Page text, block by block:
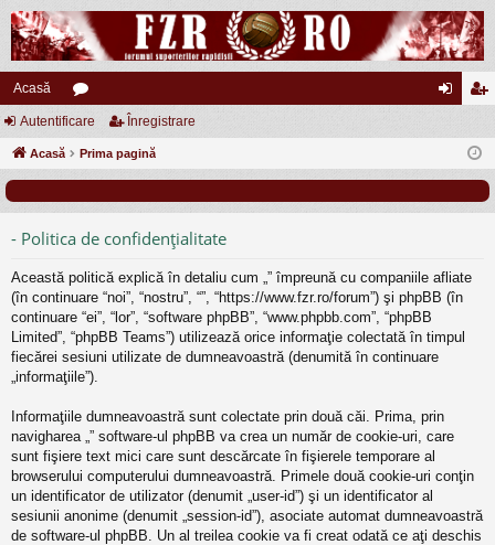
Acasă
or
u eg
Autentificare Înregistrare
Acasă Prima pagină
- Politica de confidenţialitate
Această politică explică în detaliu cum „” împreună cu companiile afliate
(în continuare “noi”, “nostru”, “”, “https://www.fzr.ro/forum”) şi phpBB (în
continuare “ei”, “lor”, “software phpBB”, “www.phpbb.com”, “phpBB
Limited”, “phpBB Teams”) utilizează orice informaţie colectată în timpul
fiecărei sesiuni utilizate de dumneavoastră (denumită în continuare
„informaţiile”).
Informaţiile dumneavoastră sunt colectate prin două căi. Prima, prin
navigharea „” software-ul phpBB va crea un număr de cookie-uri, care
sunt fişiere text mici care sunt descărcate în fişierele temporare al
browserului computerului dumneavoastră. Primele două cookie-uri conţin
un identificator de utilizator (denumit „user-id”) şi un identificator al
sesiunii anonime (denumit „session-id”), asociate automat dumneavoastră
de software-ul phpBB. Un al treilea cookie va fi creat odată ce aţi deschis